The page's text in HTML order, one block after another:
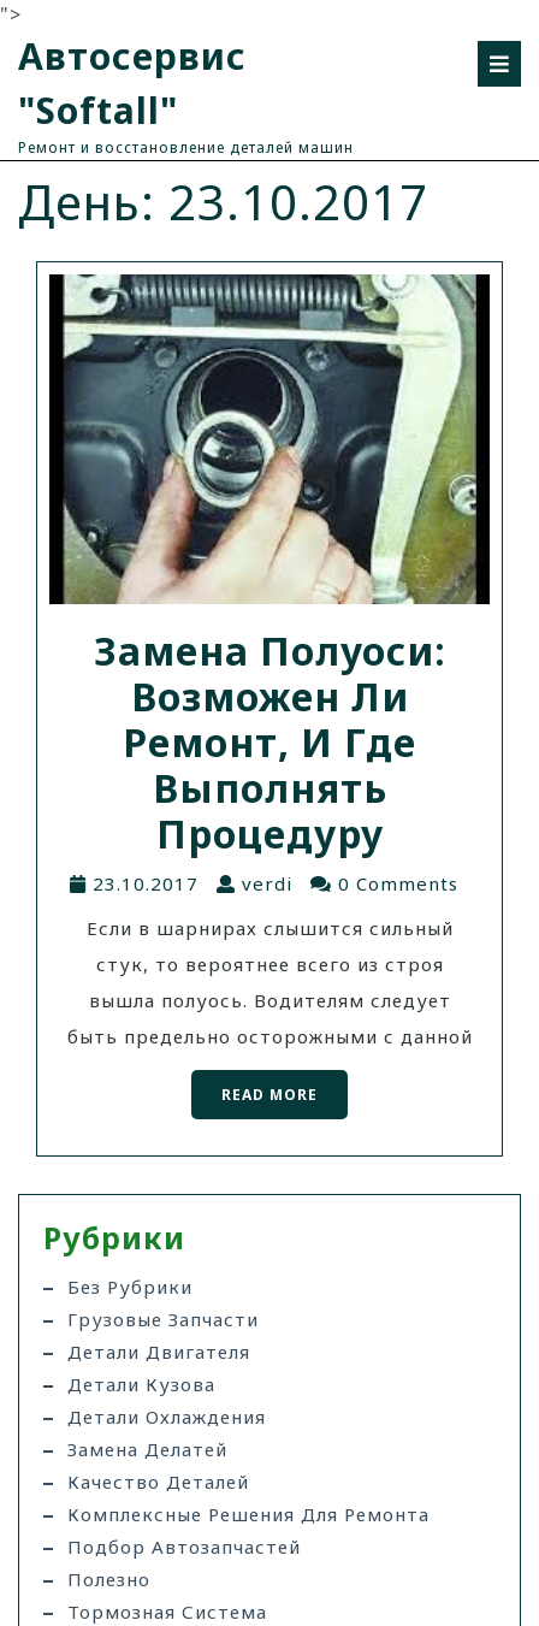
">
Автосервис
"Softall"
Ремонт и восстановление деталей машин
День: 23.10.2017
Замена Полуоси:
Возможен Ли
Ремонт, И Где
Выполнять
Процедуру
23.10.2017 verdi
0 Comments
Если в шарнирах слышится сильный
стук, то вероятнее всего из строя
вышла полуось. Водителям следует
быть предельно осторожными с данной
READ MORE
Рубрики
Без Рубрики
Грузовые Запчасти
Детали Двигателя
Детали Кузова
Детали Охлаждения
Замена Делатей
Качество Деталей
Комплексные Решения Для Ремонта
Подбор Автозапчастей
Полезно
Тормозная Система